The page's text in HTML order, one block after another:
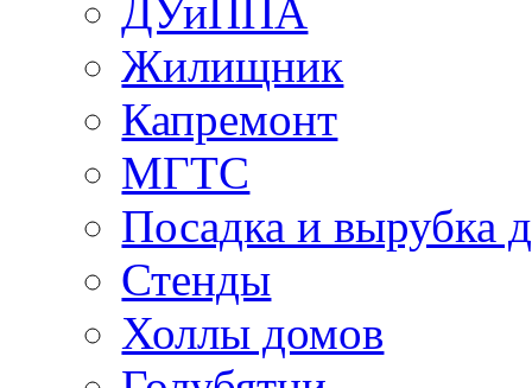
ДУиППА
Жилищник
Капремонт
МГТС
Посадка и вырубка
Стенды
Холлы домов